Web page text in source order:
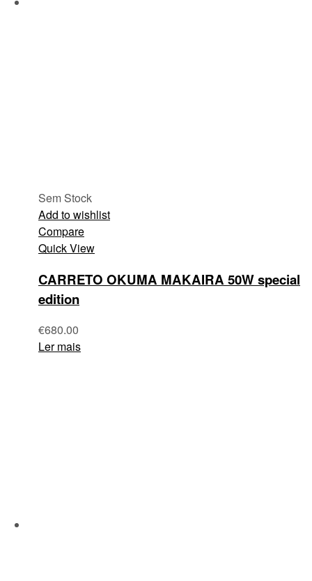
Sem Stock
Add to wishlist
Compare
Quick View
CARRETO OKUMA MAKAIRA 50W special
edition
€680.00
Ler mais